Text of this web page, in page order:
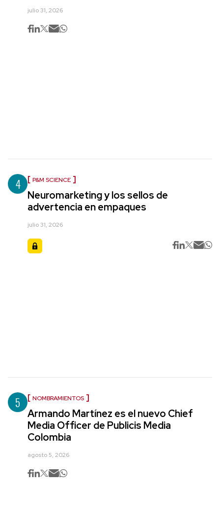
julio 31, 2026
4 P&M SCIENCE
Neuromarketing y los sellos de
advertencia en empaques
julio 31, 2026
5 NOMBRAMIENTOS
Armando Martínez es el nuevo Chief
Media Officer de Publicis Media
Colombia
agosto 5, 2026